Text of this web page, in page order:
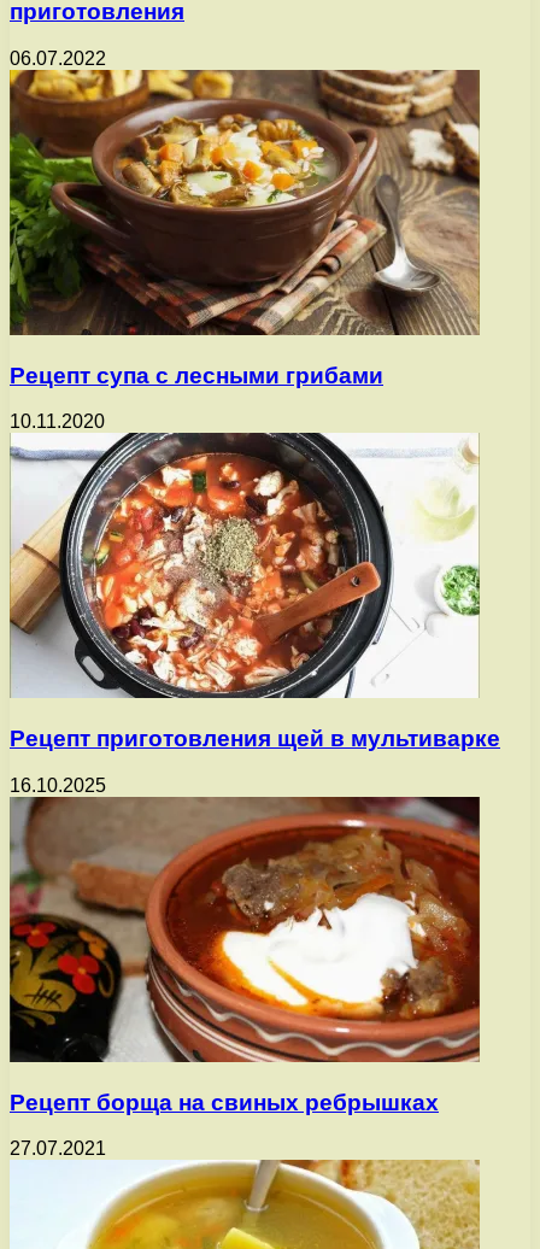
приготовления
06.07.2022
Рецепт супа с лесными грибами
10.11.2020
Рецепт приготовления щей в мультиварке
16.10.2025
Рецепт борща на свиных ребрышках
27.07.2021